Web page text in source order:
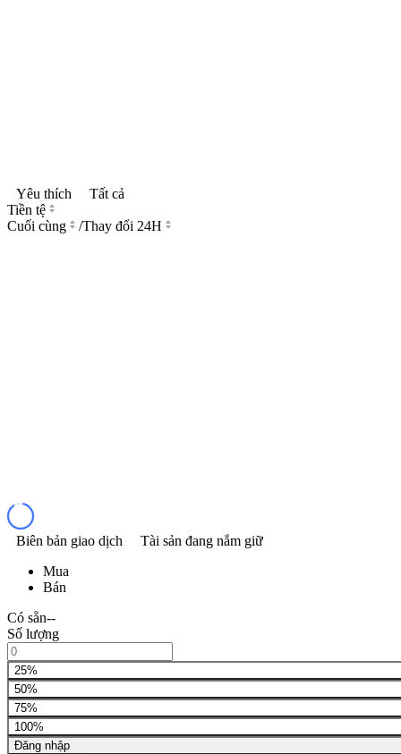
Yêu thích
Tất cả
Tiền tệ
Cuối cùng
/Thay đổi 24H
Biên bản giao dịch
Tài sản đang nắm giữ
Mua
Bán
Có sẵn--
Số lượng
25%
50%
75%
100%
Đăng nhập